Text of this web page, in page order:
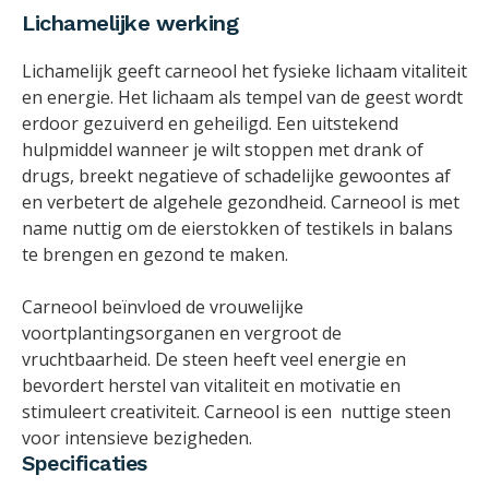
Lichamelijke werking
Lichamelijk geeft carneool het fysieke lichaam vitaliteit
en energie. Het lichaam als tempel van de geest wordt
erdoor gezuiverd en geheiligd. Een uitstekend
hulpmiddel wanneer je wilt stoppen met drank of
drugs, breekt negatieve of schadelijke gewoontes af
en verbetert de algehele gezondheid. Carneool is met
name nuttig om de eierstokken of testikels in balans
te brengen en gezond te maken.
Carneool beïnvloed de vrouwelijke
voortplantingsorganen en vergroot de
vruchtbaarheid. De steen heeft veel energie en
bevordert herstel van vitaliteit en motivatie en
stimuleert creativiteit. Carneool is een nuttige steen
voor intensieve bezigheden.
Specificaties